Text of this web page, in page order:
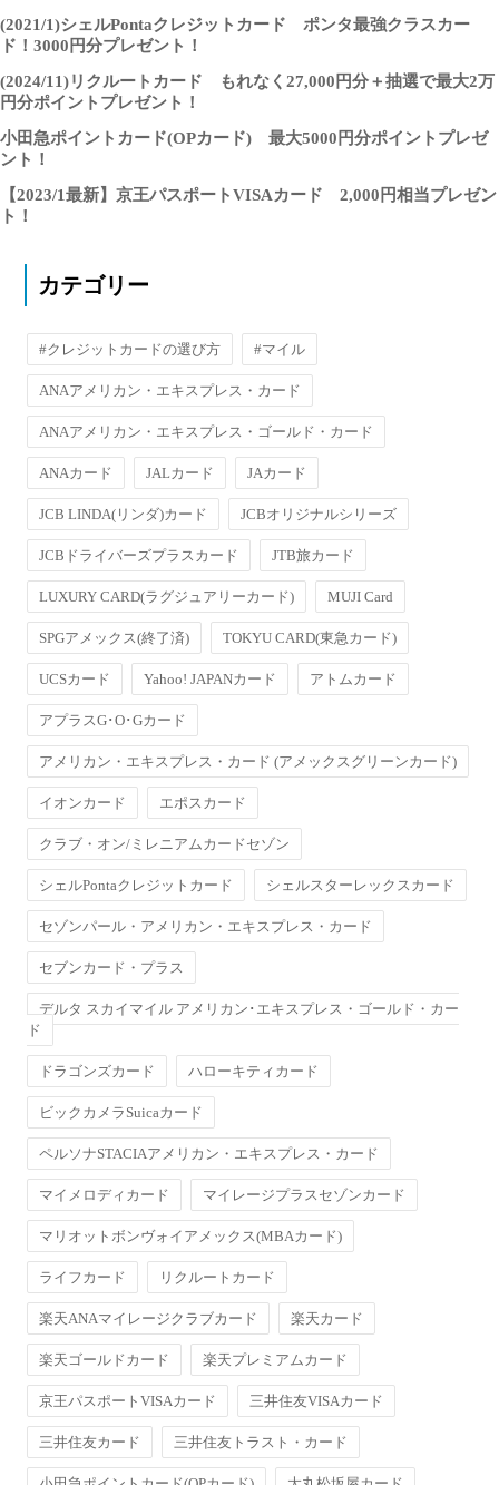
(2021/1)シェルPontaクレジットカード ポンタ最強クラスカー
ド！3000円分プレゼント！
(2024/11)リクルートカード もれなく27,000円分＋抽選で最大2万
円分ポイントプレゼント！
小田急ポイントカード(OPカード) 最大5000円分ポイントプレゼ
ント！
【2023/1最新】京王パスポートVISAカード 2,000円相当プレゼン
ト！
カテゴリー
#クレジットカードの選び方 #マイル
ANAアメリカン・エキスプレス・カード
ANAアメリカン・エキスプレス・ゴールド・カード
ANAカード JALカード JAカード
JCB LINDA(リンダ)カード JCBオリジナルシリーズ
JCBドライバーズプラスカード JTB旅カード
LUXURY CARD(ラグジュアリーカード) MUJI Card
SPGアメックス(終了済) TOKYU CARD(東急カード)
UCSカード Yahoo! JAPANカード アトムカード
アプラスG･O･Gカード
アメリカン・エキスプレス・カード (アメックスグリーンカード)
イオンカード エポスカード
クラブ・オン/ミレニアムカードセゾン
シェルPontaクレジットカード シェルスターレックスカード
セゾンパール・アメリカン・エキスプレス・カード
セブンカード・プラス
デルタ スカイマイル アメリカン･エキスプレス・ゴールド・カー
ド
ドラゴンズカード ハローキティカード
ビックカメラSuicaカード
ペルソナSTACIAアメリカン・エキスプレス・カード
マイメロディカード マイレージプラスセゾンカード
マリオットボンヴォイアメックス(MBAカード)
ライフカード リクルートカード
楽天ANAマイレージクラブカード 楽天カード
楽天ゴールドカード 楽天プレミアムカード
京王パスポートVISAカード 三井住友VISAカード
三井住友カード 三井住友トラスト・カード